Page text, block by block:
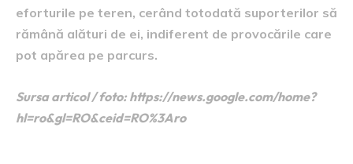
eforturile pe teren, cerând totodată suporterilor să
rămână alături de ei, indiferent de provocările care
pot apărea pe parcurs.
Sursa articol / foto: https://news.google.com/home?
hl=ro&gl=RO&ceid=RO%3Aro